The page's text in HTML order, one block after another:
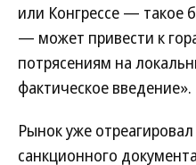
или Конгрессе — такое
— может привести к
потрясениям на
фактическое введение».
Рынок уже
санкционного